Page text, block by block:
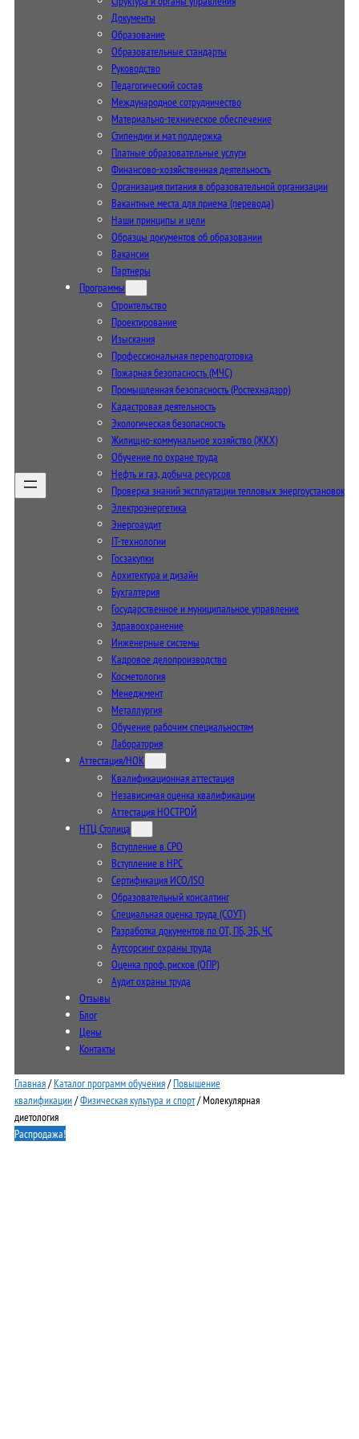
Документы
Образование
Образовательные стандарты
Руководство
Педагогический состав
Международное сотрудничество
Материально-техническое обеспечение
Стипендии и мат. поддержка
Платные образовательные услуги
Финансово-хозяйственная деятельность
Организация питания в образовательной организации
Вакантные места для приема (перевода)
Наши принципы и цели
Образцы документов об образовании
Вакансии
Партнеры
Программы
Строительство
Проектирование
Изыскания
Профессиональная переподготовка
Пожарная безопасность (МЧС)
Промышленная безопасность (Ростехнадзор)
Кадастровая деятельность
Экологическая безопасность
Жилищно-коммунальное хозяйство (ЖКХ)
Обучение по охране труда
Нефть и газ, добыча ресурсов
Проверка знаний эксплуатации тепловых энергоустановок
Электроэнергетика
Энергоаудит
IT-технологии
Госзакупки
Архитектура и дизайн
Бухгалтерия
Государственное и муниципальное управление
Здравоохранение
Инженерные системы
Кадровое делопроизводство
Косметология
Менеджмент
Металлургия
Обучение рабочим специальностям
Лаборатория
Аттестация/НОК
Квалификационная аттестация
Независимая оценка квалификации
Аттестация НОСТРОЙ
НТЦ Столица
Вступление в СРО
Вступление в НРС
Сертификация ИСО/ISO
Образовательный консалтинг
Специальная оценка труда (СОУТ)
Разработка документов по ОТ, ПБ, ЭБ, ЧС
Аутсорсинг охраны труда
Оценка проф. рисков (ОПР)
Аудит охраны труда
Отзывы
Блог
Цены
Контакты
Главная/Каталог программ обучения/Повышение
квалификации/Физическая культура и спорт/ Молекулярная
диетология
Распродажа!